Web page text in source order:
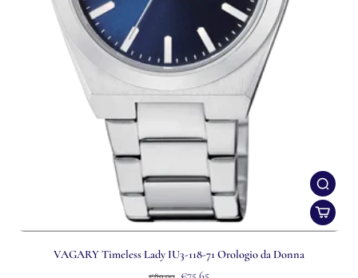
VAGARY Timeless Lady IU3-118-71 Orologio da Donna
€89,00 €75,65